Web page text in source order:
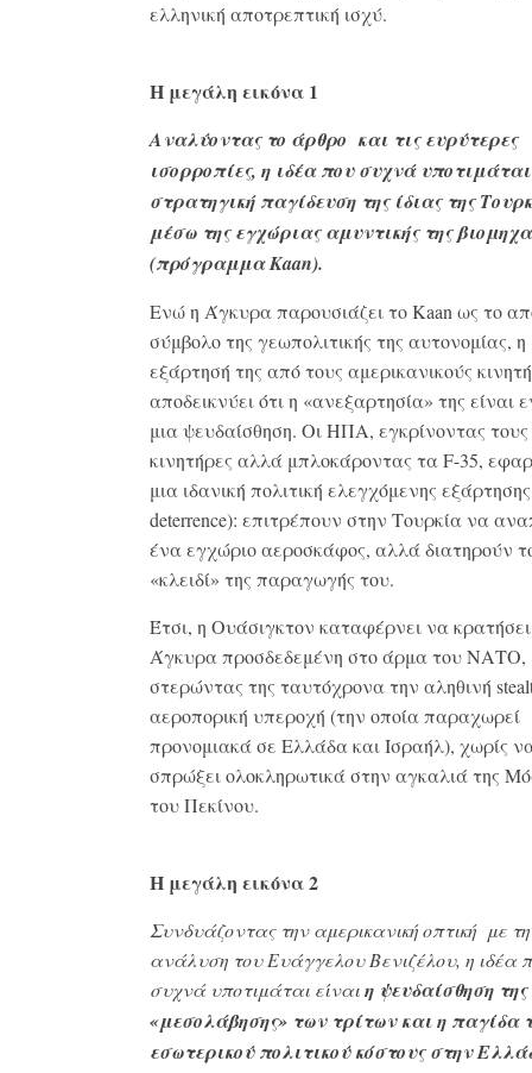
ελληνική αποτρεπτική ισχύ.
Η μεγάλη εικόνα 1
Αναλύοντας το άρθρο και τις ευρύτερες
ισορροπίες, η ιδέα που συχνά
στρατηγική παγίδευση της ίδιας της
μέσω της εγχώριας αμυντικής της
(πρόγραμμα Kaan).
Ενώ η Άγκυρα παρουσιάζει το Kaan ως το
σύμβολο της γεωπολιτικής της αυτονομίας, η
εξάρτησή της από τους αμερικανικούς
αποδεικνύει ότι η «ανεξαρτησία» της είναι
μια ψευδαίσθηση. Οι ΗΠΑ, εγκρίνοντας τους
κινητήρες αλλά μπλοκάροντας τα F-35,
μια ιδανική πολιτική ελεγχόμενης
deterrence): επιτρέπουν στην Τουρκία να
ένα εγχώριο αεροσκάφος, αλλά διατηρούν
«κλειδί» της παραγωγής του.
Έτσι, η Ουάσιγκτον καταφέρνει να
Άγκυρα προσδεδεμένη στο άρμα του ΝΑΤΟ,
στερώντας της ταυτόχρονα την αληθινή
αεροπορική υπεροχή (την οποία παραχωρεί
προνομιακά σε Ελλάδα και Ισραήλ), χωρίς
σπρώξει ολοκληρωτικά στην αγκαλιά της
του Πεκίνου.
Η μεγάλη εικόνα 2
Συνδυάζοντας την αμερικανική οπτική με
ανάλυση του Ευάγγελου Βενιζέλου, η ιδέα
συχνά υποτιμάται είναιη ψευδαίσθηση της
«μεσολάβησης» των τρίτων και η παγίδα
εσωτερικού πολιτικού κόστους στην